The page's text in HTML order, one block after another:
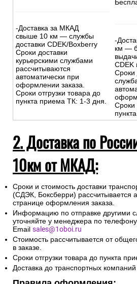
-Доставка за МКАД
свыше 10 км — службы
доставки CDEK/Boxberry
Сроки доставки
курьерскими службами
рассчитываются
автоматически при
оформлении заказа.
Сроки отгрузки товара до
пункта приема ТК: 1-3 дня.
-
км —
CDEK
Сроки
Сроки
2. Доставка по
10км от МКАД:
Сроки и стоимость доставки
(СДЭК, Боксберри) рассчитывается
странице оформления заказа.
Информацию по отправке другими
уточняйте у менеджера по телефону
Email sales@1oboi.ru
Стоимость рассчитывается от
в заказе.
Сроки отгрузки товара до пункта
Доставка до транспортных